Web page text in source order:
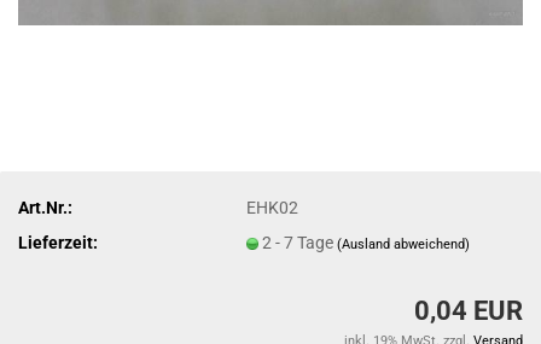
Art.Nr.:
EHK02
Lieferzeit:
2 - 7 Tage(Ausland abweichend)
0,04 EUR